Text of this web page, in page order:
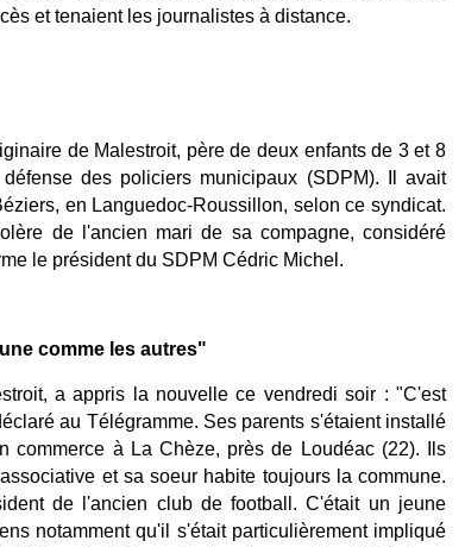
et tenaient les journalistes à distance.
de Malestroit, père de deux enfants de 3 et 8
des policiers municipaux (SDPM). Il avait
en Languedoc-Roussillon, selon ce syndicat.
de l'ancien mari de sa compagne, considéré
le président du SDPM Cédric Michel.
comme les autres"
a appris la nouvelle ce vendredi soir : "C'est
au Télégramme. Ses parents s'étaient installé
commerce à La Chèze, près de Loudéac (22). Ils
et sa soeur habite toujours la commune.
de l'ancien club de football. C'était un jeune
notamment qu'il s'était particulièrement impliqué